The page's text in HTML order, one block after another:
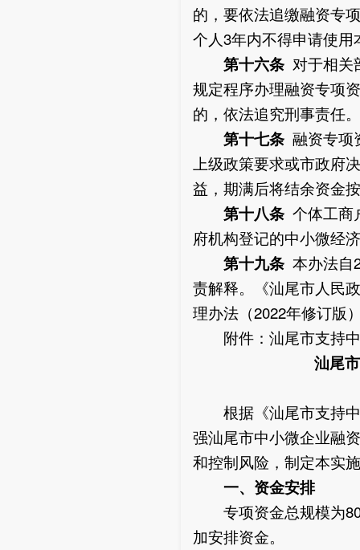
的，要依法追缴融资专
个人3年内不得申请使用
第十六条 对于相关
规定程序办理融资专项
的，依法追究刑事责任。
第十七条 融资专项
上级政策要求或市政府
益，期满后将结余资金
第十八条 个体工商
府机构登记的中小微经
第十九条 本办法自
责解释。《汕尾市人民
理办法（2022年修订版
附件：汕尾市支持中
汕尾市
根据《汕尾市支持中
强汕尾市中小微企业融
和控制风险，制定本实
一、资金安排
专项资金总规模为
加安排资金。